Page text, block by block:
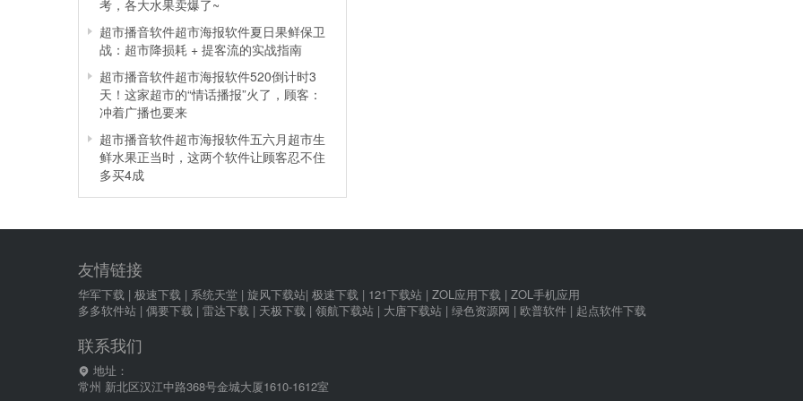
考，各大水果卖爆了~
超市播音软件超市海报软件夏日果鲜保卫
战：超市降损耗 + 提客流的实战指南
超市播音软件超市海报软件520倒计时3
天！这家超市的“情话播报”火了，顾客：
冲着广播也要来
超市播音软件超市海报软件五六月超市生
鲜水果正当时，这两个软件让顾客忍不住
多买4成
友情链接
华军下载 | 极速下载 | 系统天堂 | 旋风下载站| 极速下载 | 121下载站 | ZOL应用下载 | ZOL手机应用
多多软件站 | 偶要下载 | 雷达下载 | 天极下载 | 领航下载站 | 大唐下载站 | 绿色资源网 | 欧普软件 | 起点软件下载
联系我们
地址：
常州 新北区汉江中路368号金城大厦1610-1612室